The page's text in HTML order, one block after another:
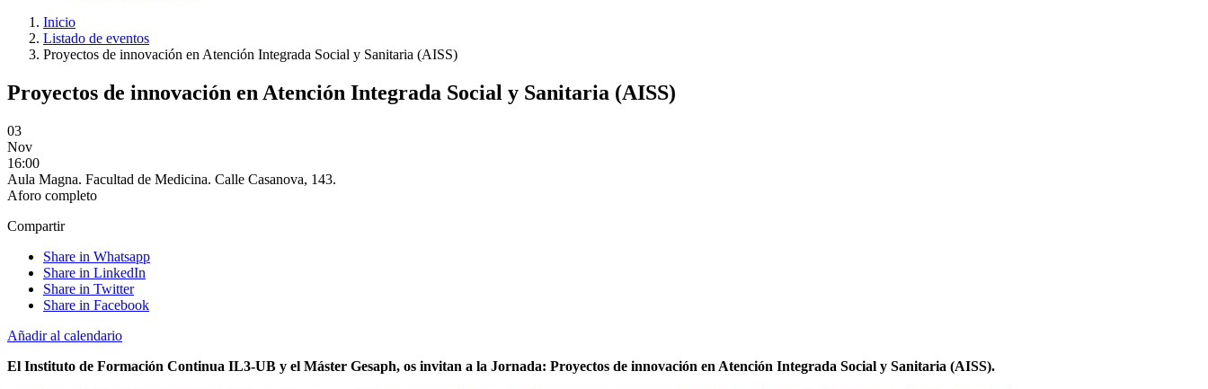
Inicio
Listado de eventos
Proyectos de innovación en Atención Integrada Social y Sanitaria (AISS)
Proyectos de innovación en Atención Integrada Social y Sanitaria (AISS)
03
Nov
16:00
Aula Magna. Facultad de Medicina. Calle Casanova, 143.
Aforo completo
Compartir
Share in Whatsapp
Share in LinkedIn
Share in Twitter
Share in Facebook
Añadir al calendario
El Instituto de Formación Continua IL3-UB y el Máster Gesaph, os invitan a la Jornada: Proyectos de innovación en Atención Integrada Social y Sanitaria (AISS).